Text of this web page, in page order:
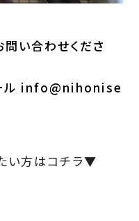
い合わせくださ
ル info@nihonise
い方はコチラ▼